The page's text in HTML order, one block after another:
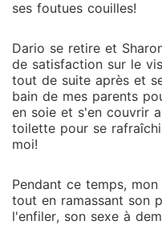
ses foutues couilles!
Dario se retire et
de satisfaction sur le
tout de suite après et
bain de mes parents
en soie et s'en couvrir
toilette pour se
moi!
Pendant ce temps,
tout en ramassant son
l'enfiler, son sexe à